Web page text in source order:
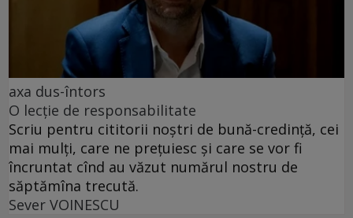
axa dus-întors
O lecție de responsabilitate
Scriu pentru cititorii noștri de bună-credință, cei
mai mulți, care ne prețuiesc și care se vor fi
încruntat cînd au văzut numărul nostru de
săptămîna trecută.
Sever VOINESCU